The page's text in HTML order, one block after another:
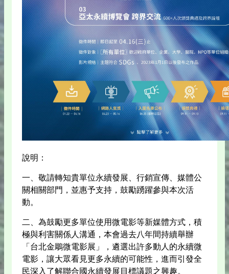
說明：
一、敬請轉知貴單位永續發展、行銷宣傳、媒體公
關相關部門，並惠予支持，鼓勵踴躍參與本次活
動。
二、為鼓勵更多單位使用微電影等新媒體方式，積
極與利害關係人溝通，本會過去八年間持續舉辦
「台北金鵰微電影展」，遴選出許多動人的永續微
電影，讓大眾看見更多永續的可能性，進而引發全
民深入了解聯合國永續發展目標議題之興趣。